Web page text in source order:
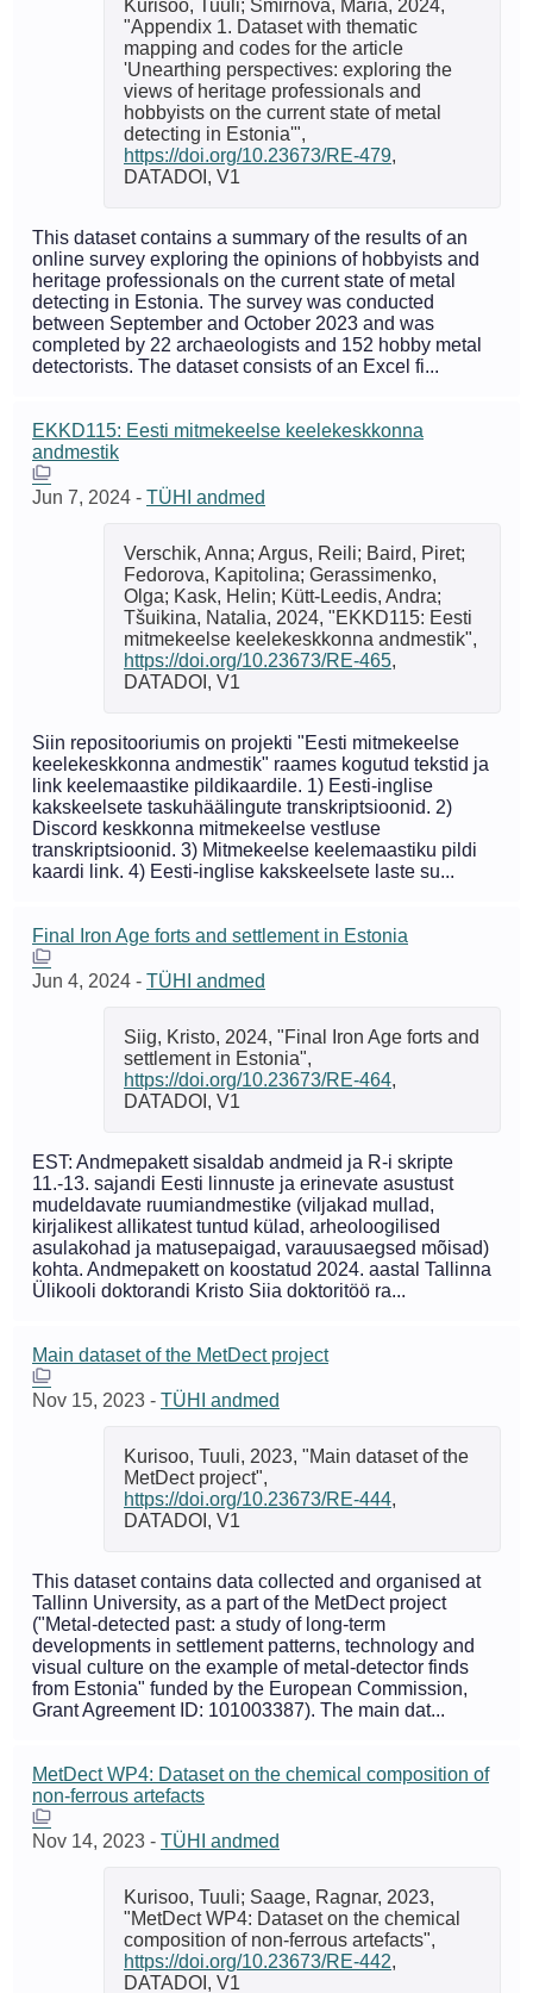
Kurisoo, Tuuli; Smirnova, Maria, 2024,
"Appendix 1. Dataset with thematic
mapping and codes for the article
'Unearthing perspectives: exploring the
views of heritage professionals and
hobbyists on the current state of metal
detecting in Estonia'",
https://doi.org/10.23673/RE-479,
DATADOI, V1
This dataset contains a summary of the results of an
online survey exploring the opinions of hobbyists and
heritage professionals on the current state of metal
detecting in Estonia. The survey was conducted
between September and October 2023 and was
completed by 22 archaeologists and 152 hobby metal
detectorists. The dataset consists of an Excel fi...
EKKD115: Eesti mitmekeelse keelekeskkonna
andmestik
Jun 7, 2024 - TÜHI andmed
Verschik, Anna; Argus, Reili; Baird, Piret;
Fedorova, Kapitolina; Gerassimenko,
Olga; Kask, Helin; Kütt-Leedis, Andra;
Tšuikina, Natalia, 2024, "EKKD115: Eesti
mitmekeelse keelekeskkonna andmestik",
https://doi.org/10.23673/RE-465,
DATADOI, V1
Siin repositooriumis on projekti "Eesti mitmekeelse
keelekeskkonna andmestik" raames kogutud tekstid ja
link keelemaastike pildikaardile. 1) Eesti-inglise
kakskeelsete taskuhäälingute transkriptsioonid. 2)
Discord keskkonna mitmekeelse vestluse
transkriptsioonid. 3) Mitmekeelse keelemaastiku pildi
kaardi link. 4) Eesti-inglise kakskeelsete laste su...
Final Iron Age forts and settlement in Estonia
Jun 4, 2024 - TÜHI andmed
Siig, Kristo, 2024, "Final Iron Age forts and
settlement in Estonia",
https://doi.org/10.23673/RE-464,
DATADOI, V1
EST: Andmepakett sisaldab andmeid ja R-i skripte
11.-13. sajandi Eesti linnuste ja erinevate asustust
mudeldavate ruumiandmestike (viljakad mullad,
kirjalikest allikatest tuntud külad, arheoloogilised
asulakohad ja matusepaigad, varauusaegsed mõisad)
kohta. Andmepakett on koostatud 2024. aastal Tallinna
Ülikooli doktorandi Kristo Siia doktoritöö ra...
Main dataset of the MetDect project
Nov 15, 2023 - TÜHI andmed
Kurisoo, Tuuli, 2023, "Main dataset of the
MetDect project",
https://doi.org/10.23673/RE-444,
DATADOI, V1
This dataset contains data collected and organised at
Tallinn University, as a part of the MetDect project
("Metal-detected past: a study of long-term
developments in settlement patterns, technology and
visual culture on the example of metal-detector finds
from Estonia" funded by the European Commission,
Grant Agreement ID: 101003387). The main dat...
MetDect WP4: Dataset on the chemical composition of
non-ferrous artefacts
Nov 14, 2023 - TÜHI andmed
Kurisoo, Tuuli; Saage, Ragnar, 2023,
"MetDect WP4: Dataset on the chemical
composition of non-ferrous artefacts",
https://doi.org/10.23673/RE-442,
DATADOI, V1